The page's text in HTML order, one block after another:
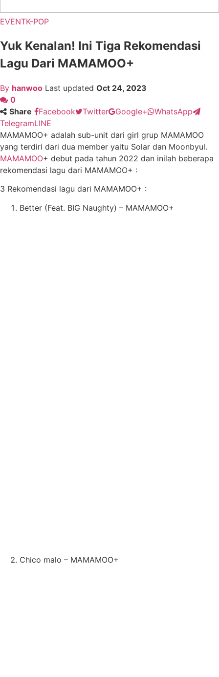
EVENTK-POP
Yuk Kenalan! Ini Tiga Rekomendasi
Lagu Dari MAMAMOO+
By hanwoo Last updated Oct 24, 2023
0
Share
Facebook Twitter Google+
WhatsApp
TelegramLINE
MAMAMOO+ adalah sub-unit dari girl grup MAMAMOO
yang terdiri dari dua member yaitu Solar dan Moonbyul.
MAMAMOO+ debut pada tahun 2022 dan inilah beberapa
rekomendasi lagu dari MAMAMOO+ :
3 Rekomendasi lagu dari MAMAMOO+ :
Better (Feat. BIG Naughty) – MAMAMOO+
Chico malo – MAMAMOO+